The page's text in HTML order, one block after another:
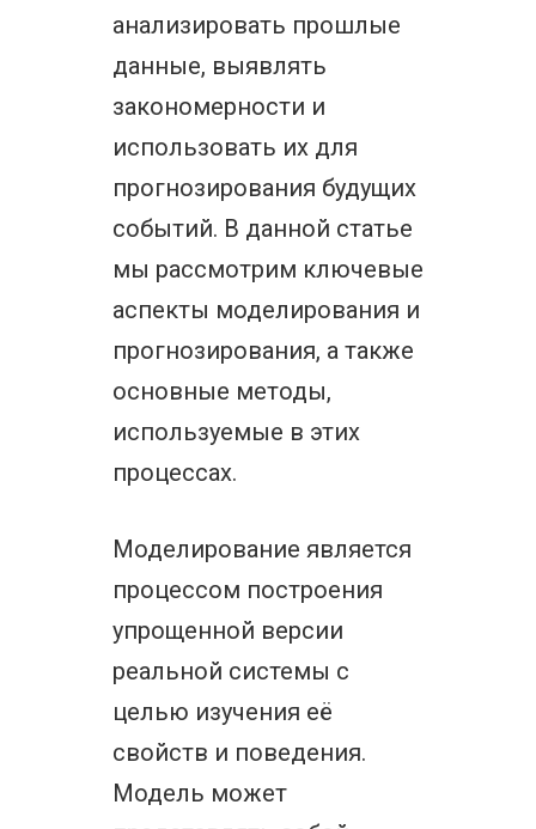
анализировать прошлые
данные, выявлять
закономерности и
использовать их для
прогнозирования будущих
событий. В данной статье
мы рассмотрим ключевые
аспекты моделирования и
прогнозирования, а также
основные методы,
используемые в этих
процессах.
Моделирование является
процессом построения
упрощенной версии
реальной системы с
целью изучения её
свойств и поведения.
Модель может